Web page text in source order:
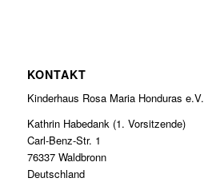
KONTAKT
Kinderhaus Rosa Maria Honduras e.V.
Kathrin Habedank (1. Vorsitzende)
Carl-Benz-Str. 1
76337 Waldbronn
Deutschland